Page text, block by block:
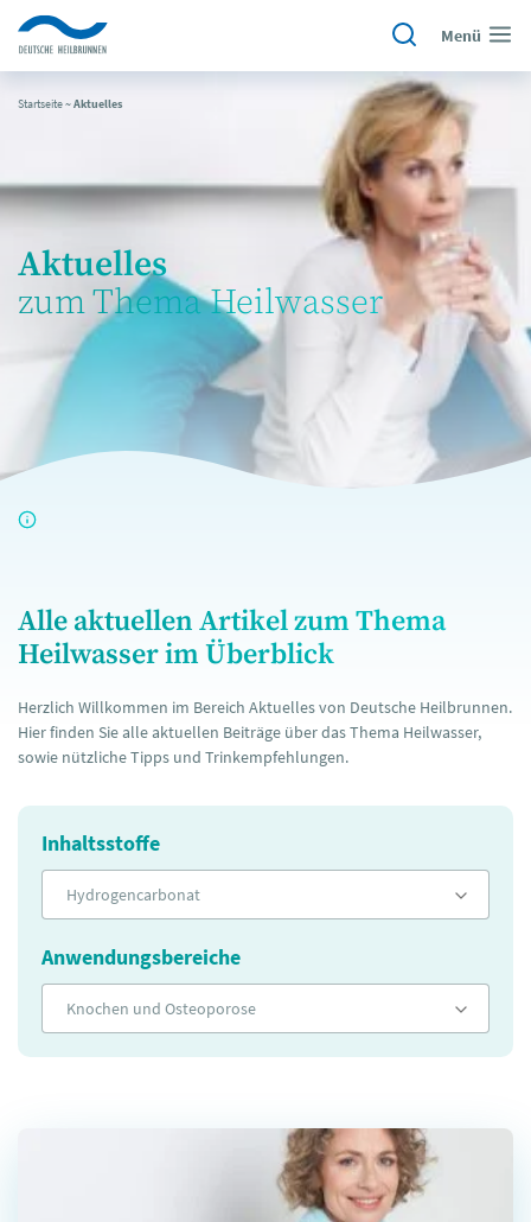
Menü
Startseite~Aktuelles
Aktuelles
zum Thema Heilwasser
Alle aktuellen Artikel zum Thema
Heilwasser im Überblick
Herzlich Willkommen im Bereich Aktuelles von Deutsche Heilbrunnen.
Hier finden Sie alle aktuellen Beiträge über das Thema Heilwasser,
sowie nützliche Tipps und Trinkempfehlungen.
Inhaltsstoffe
Hydrogencarbonat
Anwendungsbereiche
Knochen und Osteoporose